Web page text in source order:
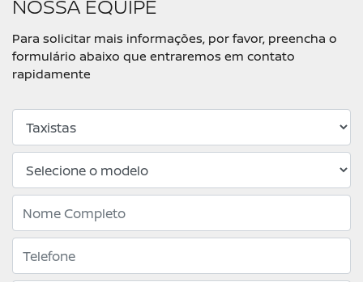
NOSSA EQUIPE
Para solicitar mais informações, por favor, preencha o
formulário abaixo que entraremos em contato
rapidamente